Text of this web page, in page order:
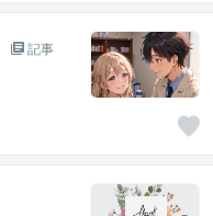
記事